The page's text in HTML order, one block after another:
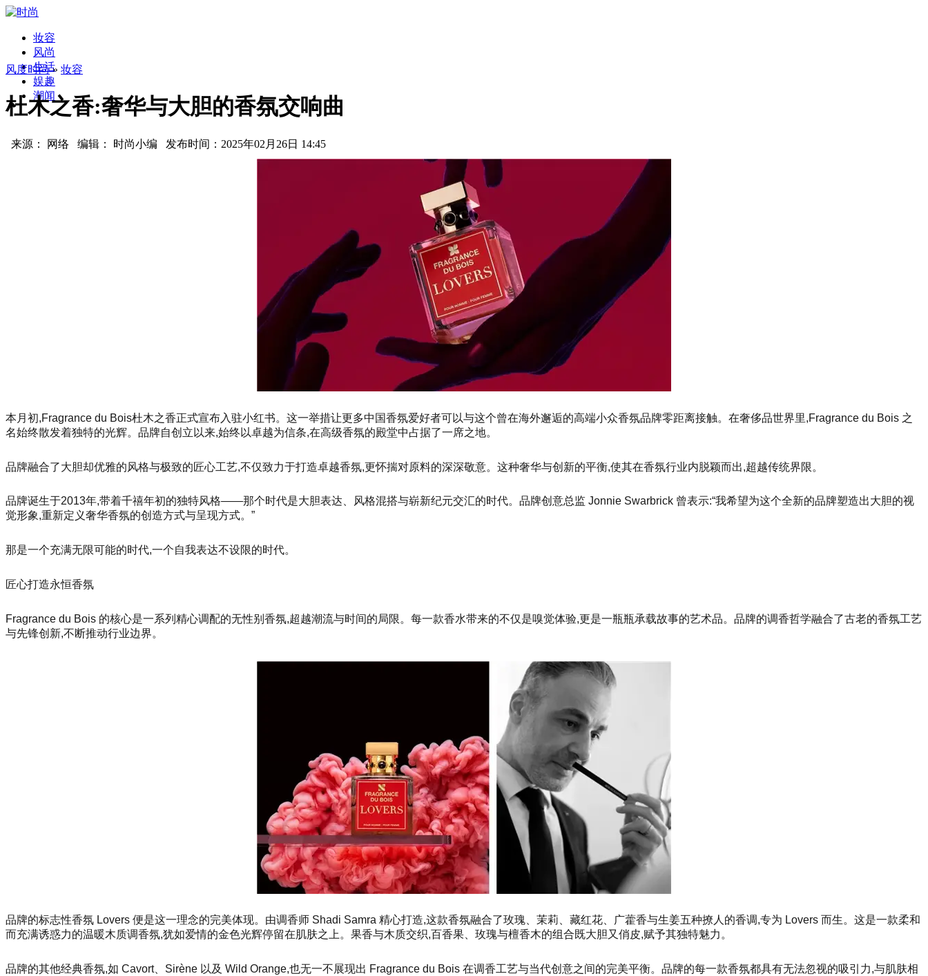
妆容
风尚
生活
娱趣
潮闻
风度时尚» 妆容
杜木之香:奢华与大胆的香氛交响曲
来源： 网络 编辑： 时尚小编 发布时间：2025年02月26日 14:45
本月初,Fragrance du Bois杜木之香正式宣布入驻小红书。这一举措让更多中国香氛爱好者可以与这个曾在海外邂逅的高端小众香氛品牌零距离接触。在奢侈品世界里,Fragrance du Bois 之
名始终散发着独特的光辉。品牌自创立以来,始终以卓越为信条,在高级香氛的殿堂中占据了一席之地。
品牌融合了大胆却优雅的风格与极致的匠心工艺,不仅致力于打造卓越香氛,更怀揣对原料的深深敬意。这种奢华与创新的平衡,使其在香氛行业内脱颖而出,超越传统界限。
品牌诞生于2013年,带着千禧年初的独特风格——那个时代是大胆表达、风格混搭与崭新纪元交汇的时代。品牌创意总监 Jonnie Swarbrick 曾表示:“我希望为这个全新的品牌塑造出大胆的视
觉形象,重新定义奢华香氛的创造方式与呈现方式。”
那是一个充满无限可能的时代,一个自我表达不设限的时代。
匠心打造永恒香氛
Fragrance du Bois 的核心是一系列精心调配的无性别香氛,超越潮流与时间的局限。每一款香水带来的不仅是嗅觉体验,更是一瓶瓶承载故事的艺术品。品牌的调香哲学融合了古老的香氛工艺
与先锋创新,不断推动行业边界。
品牌的标志性香氛 Lovers 便是这一理念的完美体现。由调香师 Shadi Samra 精心打造,这款香氛融合了玫瑰、茉莉、藏红花、广藿香与生姜五种撩人的香调,专为 Lovers 而生。这是一款柔和
而充满诱惑力的温暖木质调香氛,犹如爱情的金色光辉停留在肌肤之上。果香与木质交织,百香果、玫瑰与檀香木的组合既大胆又俏皮,赋予其独特魅力。
品牌的其他经典香氛,如 Cavort、Sirène 以及 Wild Orange,也无一不展现出 Fragrance du Bois 在调香工艺与当代创意之间的完美平衡。品牌的每一款香氛都具有无法忽视的吸引力,与肌肤相